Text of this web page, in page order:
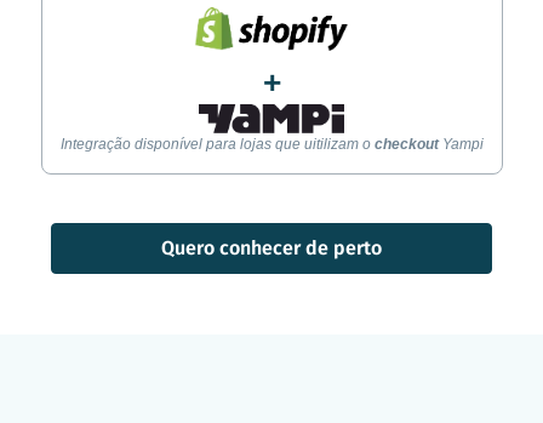
+
Integração disponível para lojas que uitilizam o checkoutYampi
Quero conhecer de perto